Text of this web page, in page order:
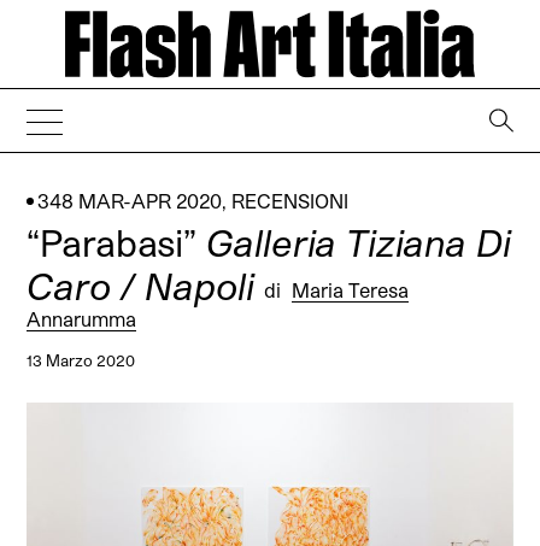
348 MAR-APR 2020, RECENSIONI
“Parabasi” Galleria Tiziana Di
Caro / Napoli di Maria Teresa
Annarumma
13 Marzo 2020